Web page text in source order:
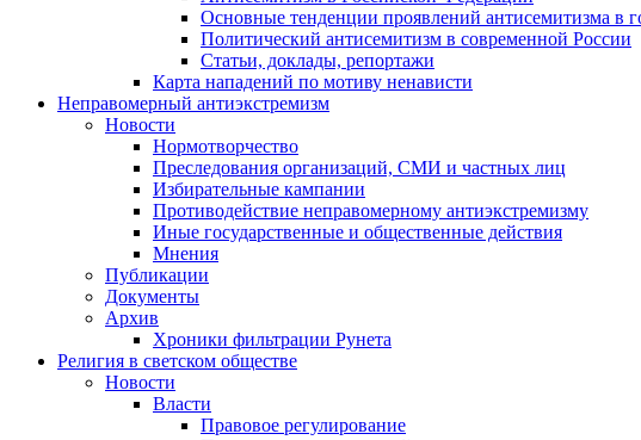
Основные тенденции проявлений антисемитизма в
Политический антисемитизм в современной России
Статьи, доклады, репортажи
Карта нападений по мотиву ненависти
Неправомерный антиэкстремизм
Новости
Нормотворчество
Преследования организаций, СМИ и частных лиц
Избирательные кампании
Противодействие неправомерному антиэкстремизму
Иные государственные и общественные действия
Мнения
Публикации
Документы
Архив
Хроники фильтрации Рунета
Религия в светском обществе
Новости
Власти
Правовое регулирование